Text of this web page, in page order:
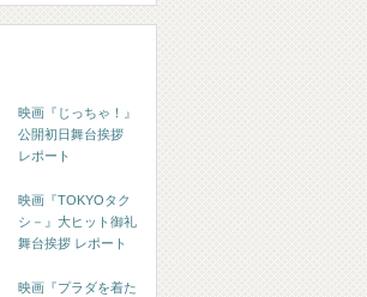
映画『じっちゃ！』
公開初日舞台挨拶
レポート
映画『TOKYOタク
シ－』大ヒット御礼
舞台挨拶 レポート
映画『プラダを着た